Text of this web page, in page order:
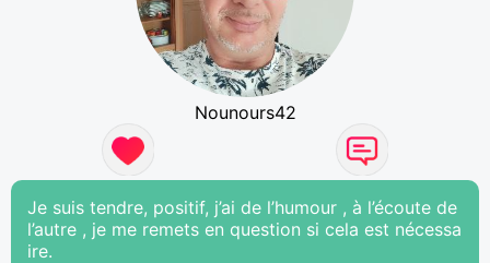
Nounours42
Je suis tendre, positif, j’ai de l’humour , à l’écoute de
l’autre , je me remets en question si cela est nécessa
ire.